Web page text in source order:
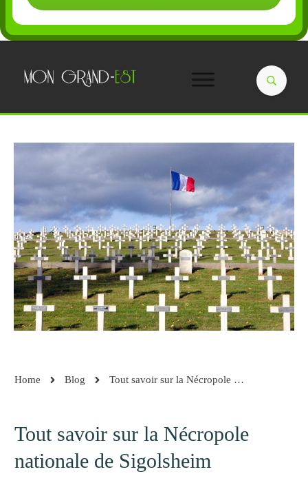
Home Blog Tout savoir sur la Nécropole nationale de Sigolsheim
Tout savoir sur la Nécropole
nationale de Sigolsheim